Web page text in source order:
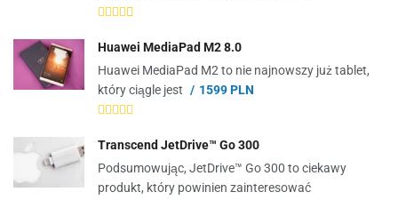
Huawei MediaPad M2 8.0
Huawei MediaPad M2 to nie najnowszy już tablet,
który ciągle jest
1599 PLN
Transcend JetDrive™ Go 300
Podsumowując, JetDrive™ Go 300 to ciekawy
produkt, który powinien zainteresować